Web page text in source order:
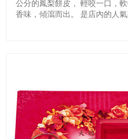
公分的鳳梨餅皮， 輕咬一口，
香味，傾瀉而出。 是店內的人